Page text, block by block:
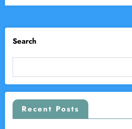
Search
Recent Posts